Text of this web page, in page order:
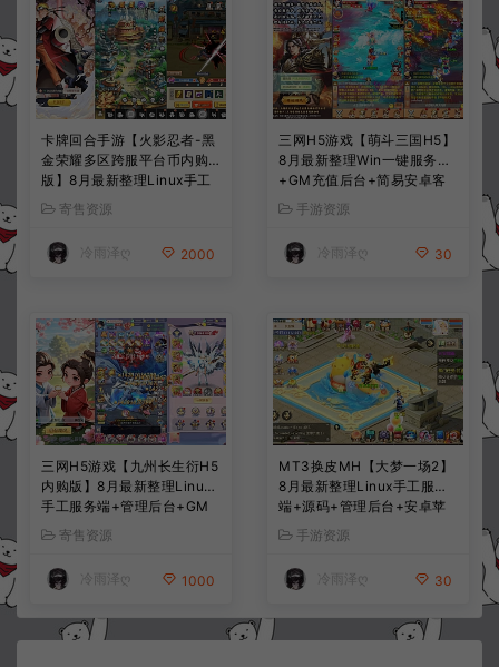
卡牌回合手游【火影忍者-黑
金荣耀多区跨服平台币内购
版】8月最新整理Linux手工
服务端+CDK授权后台+安卓
+详细搭建教程+视频教程
寄售资源
冷雨泽ღ 2000
三网H5游戏【萌斗三国H5】
8月最新整理Win一键服务端
+GM充值后台+简易安卓客
户端+详细搭建教程+视频教
程
手游资源
冷雨泽ღ 30
三网H5游戏【九州长生衍H5
内购版】8月最新整理Linux
手工服务端+管理后台+GM
授权后台+简易安卓客户端
+详细搭建教程+视频教程
寄售资源
冷雨泽ღ 1000
MT3换皮MH【大梦一场2】
8月最新整理Linux手工服务
端+源码+管理后台+安卓苹
果双端+详细搭建教程+视频
教程
手游资源
冷雨泽ღ 30